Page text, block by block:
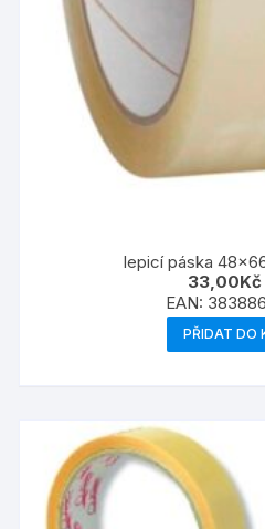
lepicí páska
33,00Kč
EAN:
PŘIDAT DO